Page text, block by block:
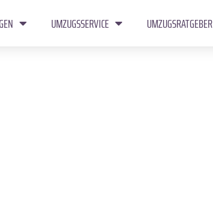
UMZUGSSERVICE UMZUGSRATGEBER